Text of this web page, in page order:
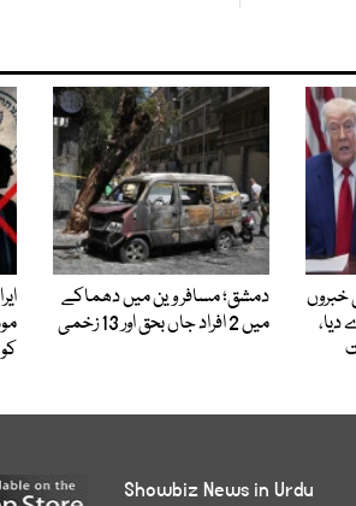
خبروں
دیا،
دمشق؛ مسافر وین میں دھماکے
میں 2 افراد جاں بحق اور 13 زخمی
Showbiz News in Urdu